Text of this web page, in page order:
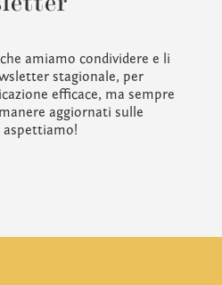
amiamo condividere e li
stagionale, per
efficace, ma sempre
aggiornati sulle
aspettiamo!